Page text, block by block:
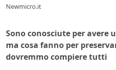
Newmicro.it
Sono conosciute per avere
ma cosa fanno per
dovremmo compiere tutti